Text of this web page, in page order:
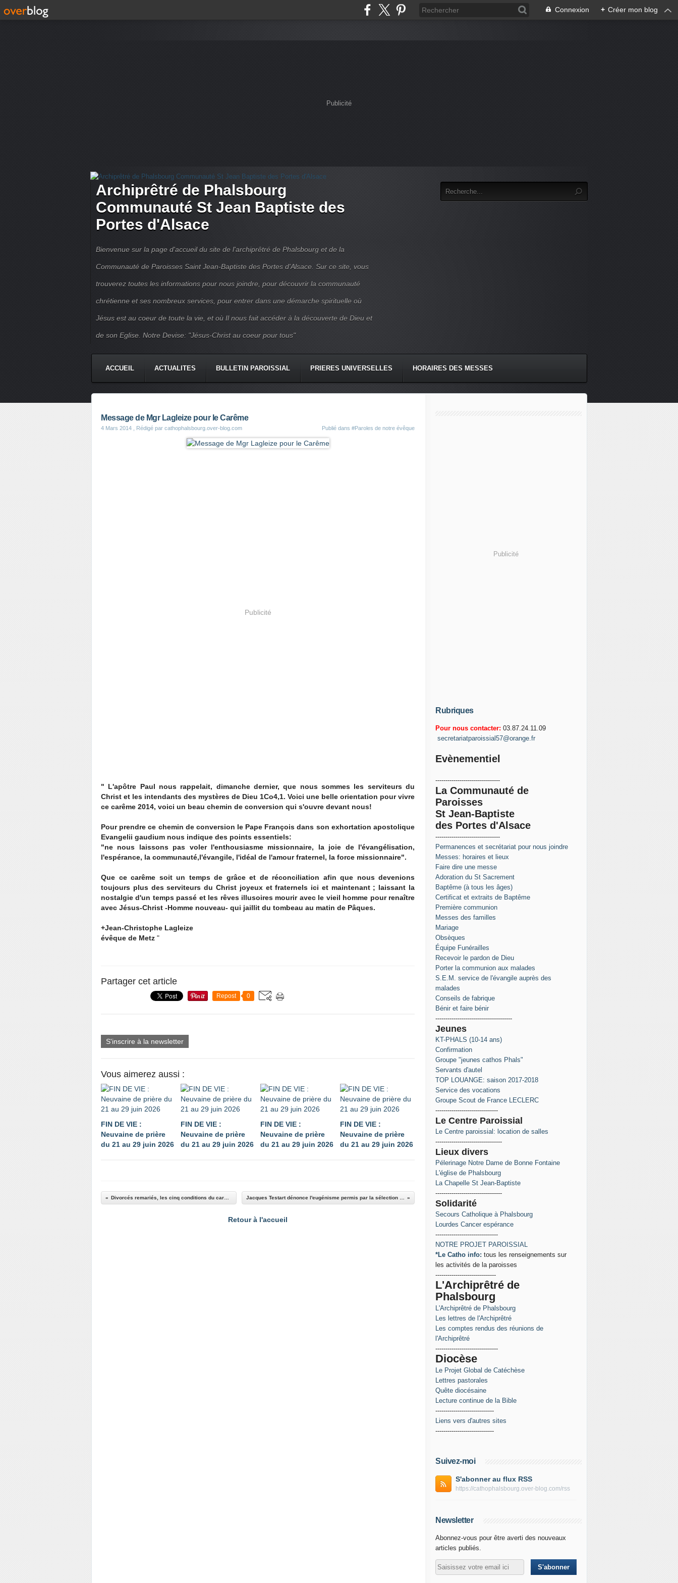
Connexion + Créer mon blog
Publicité
Archiprêtré de Phalsbourg
Communauté St Jean Baptiste des
Portes d'Alsace
Bienvenue sur la page d'accueil du site de l'archiprêtré de Phalsbourg et de la
Communauté de Paroisses Saint Jean-Baptiste des Portes d'Alsace. Sur ce site, vous
trouverez toutes les informations pour nous joindre, pour découvrir la communauté
chrétienne et ses nombreux services, pour entrer dans une démarche spirituelle où
Jésus est au coeur de toute la vie, et où Il nous fait accéder à la découverte de Dieu et
de son Eglise. Notre Devise: "Jésus-Christ au coeur pour tous"
ACCUEIL ACTUALITES BULLETIN PAROISSIAL PRIERES UNIVERSELLES HORAIRES DES MESSES
Message de Mgr Lagleize pour le Carême
4 Mars 2014 , Rédigé par cathophalsbourg.over-blog.com Publié dans #Paroles de notre évêque
Publicité
" L'apôtre Paul nous rappelait, dimanche dernier, que nous sommes les serviteurs du
Christ et les intendants des mystères de Dieu 1Co4,1. Voici une belle orientation pour vivre
ce carême 2014, voici un beau chemin de conversion qui s'ouvre devant nous!
Pour prendre ce chemin de conversion le Pape François dans son exhortation apostolique
Evangelii gaudium nous indique des points essentiels:
"ne nous laissons pas voler l'enthousiasme missionnaire, la joie de l'évangélisation,
l'espérance, la communauté,l'évangile, l'idéal de l'amour fraternel, la force missionnaire".
Que ce carême soit un temps de grâce et de réconciliation afin que nous devenions
toujours plus des serviteurs du Christ joyeux et fraternels ici et maintenant ; laissant la
nostalgie d'un temps passé et les rêves illusoires mourir avec le vieil homme pour renaître
avec Jésus-Christ -Homme nouveau- qui jaillit du tombeau au matin de Pâques.
+Jean-Christophe Lagleize
évêque de Metz "
Partager cet article
Repost 0
S'inscrire à la newsletter
Vous aimerez aussi :
FIN DE VIE :
Neuvaine de prière
du 21 au 29 juin 2026
FIN DE VIE :
Neuvaine de prière
du 21 au 29 juin 2026
FIN DE VIE :
Neuvaine de prière
du 21 au 29 juin 2026
FIN DE VIE :
Neuvaine de prière
du 21 au 29 juin 2026
Retour à l'accueil
Publicité
Rubriques
Pour nous contacter: 03.87.24.11.09
secretariatparoissial57@orange.fr
Evènementiel
--------------------------------
La Communauté de
Paroisses
St Jean-Baptiste
des Portes d'Alsace
--------------------------------
Permanences et secrétariat pour nous joindre
Messes: horaires et lieux
Faire dire une messe
Adoration du St Sacrement
Baptême (à tous les âges)
Certificat et extraits de Baptême
Première communion
Messes des familles
Mariage
Obsèques
Équipe Funérailles
Recevoir le pardon de Dieu
Porter la communion aux malades
S.E.M. service de l'évangile auprès des
malades
Conseils de fabrique
Bénir et faire bénir
--------------------------------------
Jeunes
KT-PHALS (10-14 ans)
Confirmation
Groupe "jeunes cathos Phals"
Servants d'autel
TOP LOUANGE: saison 2017-2018
Service des vocations
Groupe Scout de France LECLERC
-------------------------------
Le Centre Paroissial
Le Centre paroissial: location de salles
---------------------------------
Lieux divers
Pélerinage Notre Dame de Bonne Fontaine
L'église de Phalsbourg
La Chapelle St Jean-Baptiste
---------------------------------
Solidarité
Secours Catholique à Phalsbourg
Lourdes Cancer espérance
-------------------------------
NOTRE PROJET PAROISSIAL
*Le Catho info: tous les renseignements sur
les activités de la paroisses
------------------------------
L'Archiprêtré de
Phalsbourg
L'Archiprêtré de Phalsbourg
Les lettres de l'Archiprêtré
Les comptes rendus des réunions de
l'Archiprêtré
-------------------------------
Diocèse
Le Projet Global de Catéchèse
Lettres pastorales
Quête diocésaine
Lecture continue de la Bible
-----------------------------
Liens vers d'autres sites
-----------------------------
Suivez-moi
S'abonner au flux RSS
https://cathophalsbourg.over-blog.com/rss
Newsletter
Abonnez-vous pour être averti des nouveaux
articles publiés.